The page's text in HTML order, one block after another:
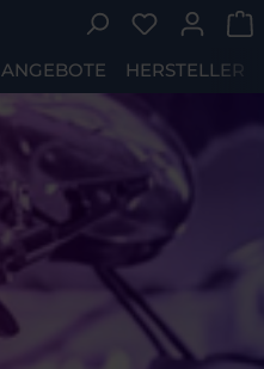
Du hast 0
ANGEBOTE HERSTELLER